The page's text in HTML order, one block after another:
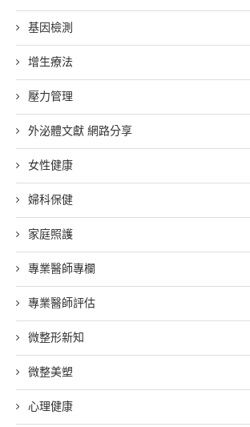
基因檢測
增生療法
壓力管理
外泌體文獻 網路分享
女性健康
婦科保健
家庭照護
專業醫師專欄
專業醫師評估
微整形新知
微整美塑
心理健康